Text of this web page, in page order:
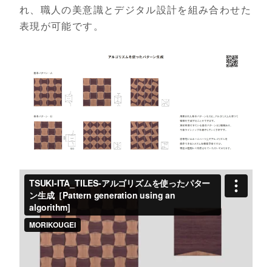
れ、職人の美意識とデジタル設計を組み合わせた
表現が可能です。